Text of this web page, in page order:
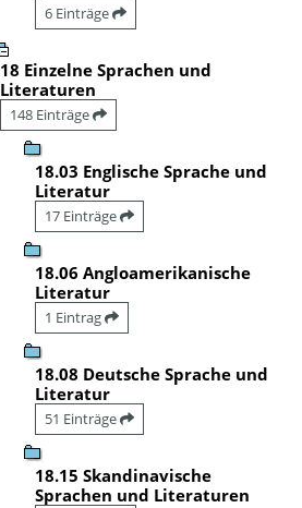
6 Einträge
18 Einzelne Sprachen und
Literaturen
148 Einträge
18.03 Englische Sprache und
Literatur
17 Einträge
18.06 Angloamerikanische
Literatur
1 Eintrag
18.08 Deutsche Sprache und
Literatur
51 Einträge
18.15 Skandinavische
Sprachen und Literaturen